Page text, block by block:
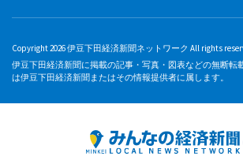
Copyright 2026 伊豆下田経済新聞ネットワーク All rights
伊豆下田経済新聞に掲載の記事・写真・図表などの無断転
は伊豆下田経済新聞またはその情報提供者に属します。